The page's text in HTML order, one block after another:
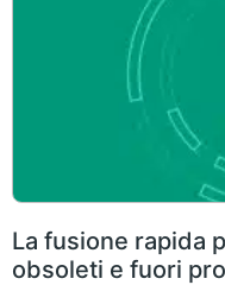
La fusione rapida
obsoleti e fuori